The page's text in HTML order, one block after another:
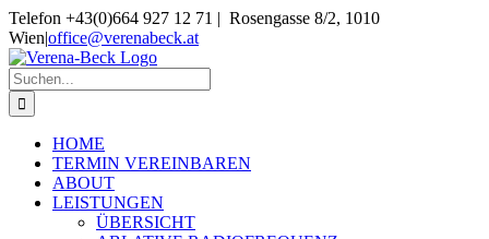
Skip
to
content
Telefon +43(0)664 927 12 71 | Rosengasse 8/2, 1010
Wien|office@verenabeck.at
Suche
nach:
HOME
TERMIN VEREINBAREN
ABOUT
LEISTUNGEN
ÜBERSICHT